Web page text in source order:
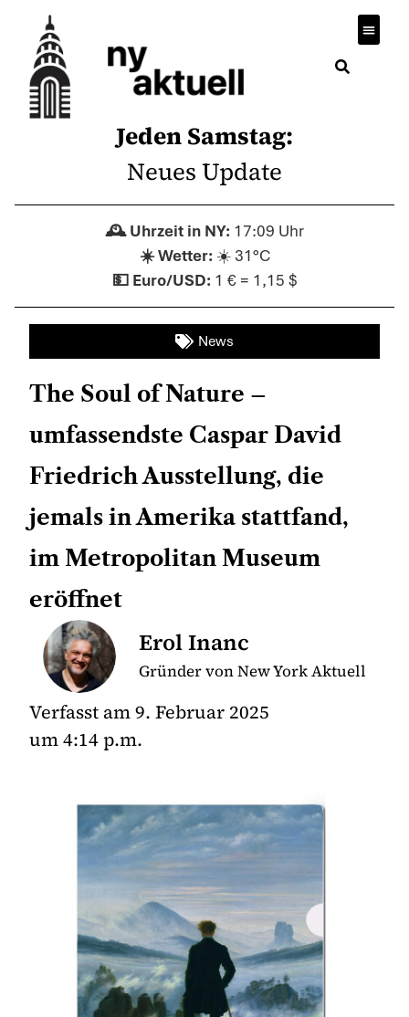
Jeden Samstag:
Neues Update
17:09 Uhr
☀️ 31°C
1 € = 1,15 $
News
The Soul of Nature –
umfassendste Caspar David
Friedrich Ausstellung, die
jemals in Amerika stattfand,
im Metropolitan Museum
eröffnet
Erol Inanc
Gründer von New York Aktuell
Verfasst am9. Februar 2025
um4:14 p.m.